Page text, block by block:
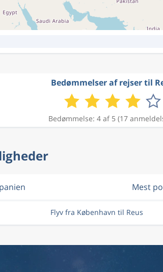
Bedømmelser af rejser til
Bedømmelse: 4 af 5 (17
Mest
Flyv fra København til Reus